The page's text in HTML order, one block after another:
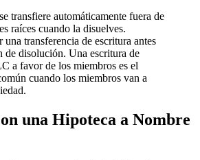
transfiere automáticamente fuera de
raíces cuando la disuelves.
una transferencia de escritura antes
de disolución. Una escritura de
a favor de los miembros es el
cuando los miembros van a
una Hipoteca a Nombre